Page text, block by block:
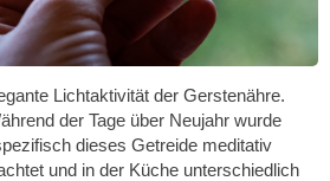
Lichtaktivität der Gerstenähre.
der Tage über Neujahr wurde
dieses Getreide meditativ
und in der Küche unterschiedlich